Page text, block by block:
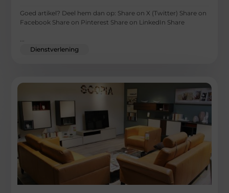
Goed artikel? Deel hem dan op: Share on X (Twitter) Share on
Facebook Share on Pinterest Share on LinkedIn Share
Dienstverlening